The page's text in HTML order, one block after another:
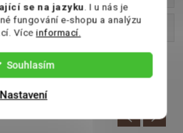
se na jazyku . I u nás je
fungování e-shopu a analýzu
Víceinformací.
Souhlasím
Nastavení